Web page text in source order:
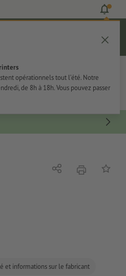
opérationnels tout l’été. Notre
de 8h à 18h. Vous pouvez passer
Panier
et informations sur le fabricant
Partagerimprimer